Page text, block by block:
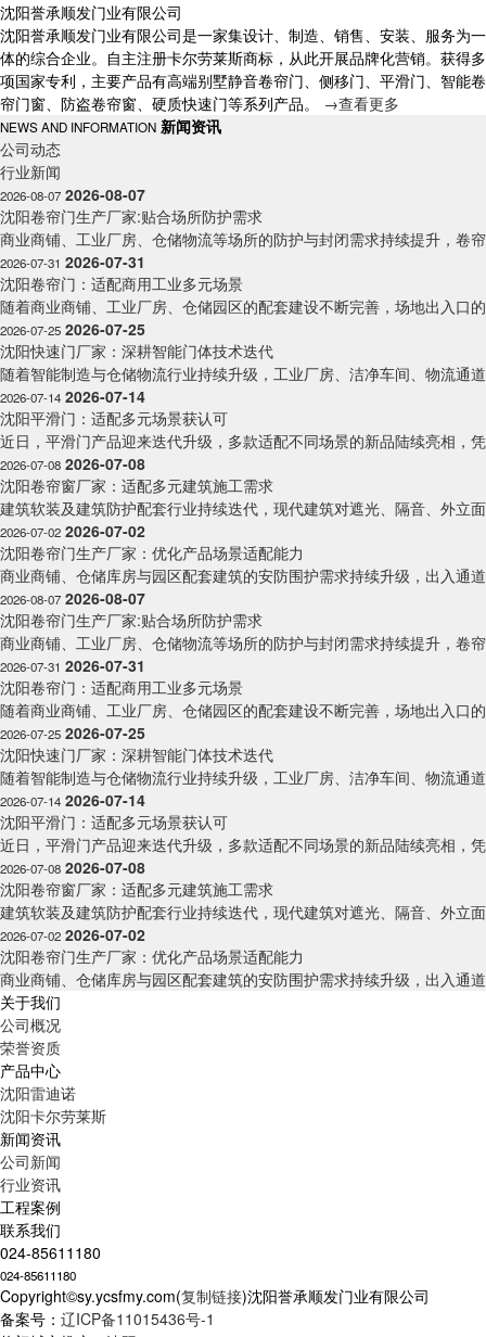
沈阳誉承顺发门业有限公司
沈阳誉承顺发门业有限公司是一家集设计、制造、销售、安装、服务为一
体的综合企业。自主注册卡尔劳莱斯商标，从此开展品牌化营销。获得多
项国家专利，主要产品有高端别墅静音卷帘门、侧移门、平滑门、智能卷
帘门窗、防盗卷帘窗、硬质快速门等系列产品。
→查看更多
NEWS AND INFORMATION 新闻资讯
公司动态
行业新闻
2026-08-07 2026-08-07
沈阳卷帘门生产厂家:贴合场所防护需求
商业商铺、工业厂房、仓储物流等场所的防护与封闭需求持续提升，卷
2026-07-31 2026-07-31
沈阳卷帘门：适配商用工业多元场景
随着商业商铺、工业厂房、仓储园区的配套建设不断完善，场地出入口
2026-07-25 2026-07-25
沈阳快速门厂家：深耕智能门体技术迭代
随着智能制造与仓储物流行业持续升级，工业厂房、洁净车间、物流通
2026-07-14 2026-07-14
沈阳平滑门：适配多元场景获认可
近日，平滑门产品迎来迭代升级，多款适配不同场景的新品陆续亮相，
2026-07-08 2026-07-08
沈阳卷帘窗厂家：适配多元建筑施工需求
建筑软装及建筑防护配套行业持续迭代，现代建筑对遮光、隔音、外立
2026-07-02 2026-07-02
沈阳卷帘门生产厂家：优化产品场景适配能力
商业商铺、仓储库房与园区配套建筑的安防围护需求持续升级，出入通
2026-08-07 2026-08-07
沈阳卷帘门生产厂家:贴合场所防护需求
商业商铺、工业厂房、仓储物流等场所的防护与封闭需求持续提升，卷
2026-07-31 2026-07-31
沈阳卷帘门：适配商用工业多元场景
随着商业商铺、工业厂房、仓储园区的配套建设不断完善，场地出入口
2026-07-25 2026-07-25
沈阳快速门厂家：深耕智能门体技术迭代
随着智能制造与仓储物流行业持续升级，工业厂房、洁净车间、物流通
2026-07-14 2026-07-14
沈阳平滑门：适配多元场景获认可
近日，平滑门产品迎来迭代升级，多款适配不同场景的新品陆续亮相，
2026-07-08 2026-07-08
沈阳卷帘窗厂家：适配多元建筑施工需求
建筑软装及建筑防护配套行业持续迭代，现代建筑对遮光、隔音、外立
2026-07-02 2026-07-02
沈阳卷帘门生产厂家：优化产品场景适配能力
商业商铺、仓储库房与园区配套建筑的安防围护需求持续升级，出入通
关于我们
公司概况
荣誉资质
产品中心
沈阳雷迪诺
沈阳卡尔劳莱斯
新闻资讯
公司新闻
行业资讯
工程案例
联系我们
024-85611180
024-85611180
Copyright©sy.ycsfmy.com(复制链接)沈阳誉承顺发门业有限公司
备案号： 辽ICP备11015436号-1